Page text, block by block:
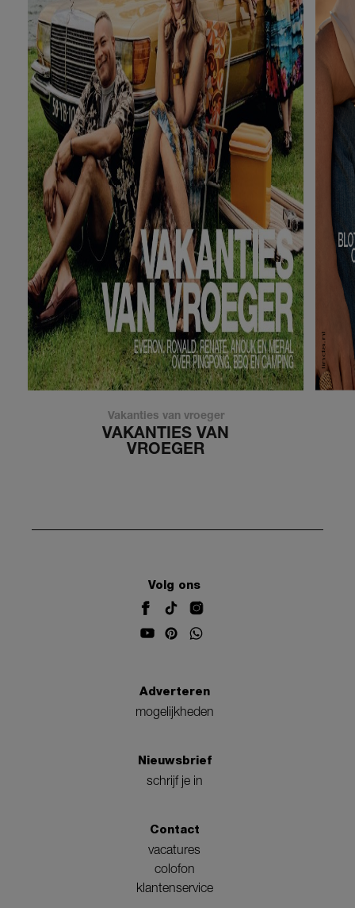
Vakanties van vroeger
VAKANTIES VAN
VROEGER
Volg ons
Adverteren
mogelijkheden
Nieuwsbrief
schrijf je in
Contact
vacatures
colofon
klantenservice